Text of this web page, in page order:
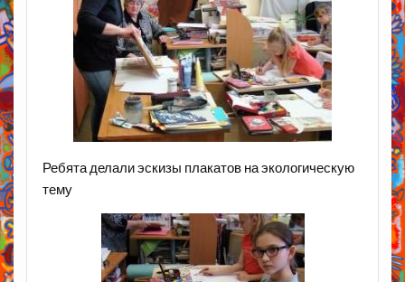
Ребята делали эскизы плакатов на экологическую
тему